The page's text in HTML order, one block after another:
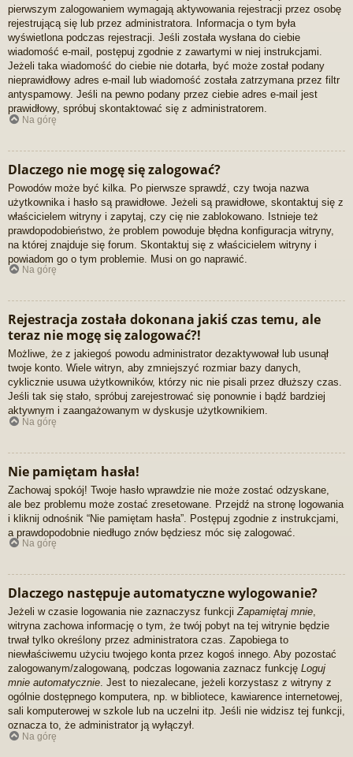
pierwszym zalogowaniem wymagają aktywowania rejestracji przez osobę
rejestrującą się lub przez administratora. Informacja o tym była
wyświetlona podczas rejestracji. Jeśli została wysłana do ciebie
wiadomość e-mail, postępuj zgodnie z zawartymi w niej instrukcjami.
Jeżeli taka wiadomość do ciebie nie dotarła, być może został podany
nieprawidłowy adres e-mail lub wiadomość została zatrzymana przez filtr
antyspamowy. Jeśli na pewno podany przez ciebie adres e-mail jest
prawidłowy, spróbuj skontaktować się z administratorem.
Na górę
Dlaczego nie mogę się zalogować?
Powodów może być kilka. Po pierwsze sprawdź, czy twoja nazwa
użytkownika i hasło są prawidłowe. Jeżeli są prawidłowe, skontaktuj się z
właścicielem witryny i zapytaj, czy cię nie zablokowano. Istnieje też
prawdopodobieństwo, że problem powoduje błędna konfiguracja witryny,
na której znajduje się forum. Skontaktuj się z właścicielem witryny i
powiadom go o tym problemie. Musi on go naprawić.
Na górę
Rejestracja została dokonana jakiś czas temu, ale
teraz nie mogę się zalogować?!
Możliwe, że z jakiegoś powodu administrator dezaktywował lub usunął
twoje konto. Wiele witryn, aby zmniejszyć rozmiar bazy danych,
cyklicznie usuwa użytkowników, którzy nic nie pisali przez dłuższy czas.
Jeśli tak się stało, spróbuj zarejestrować się ponownie i bądź bardziej
aktywnym i zaangażowanym w dyskusje użytkownikiem.
Na górę
Nie pamiętam hasła!
Zachowaj spokój! Twoje hasło wprawdzie nie może zostać odzyskane,
ale bez problemu może zostać zresetowane. Przejdź na stronę logowania
i kliknij odnośnik “Nie pamiętam hasła”. Postępuj zgodnie z instrukcjami,
a prawdopodobnie niedługo znów będziesz móc się zalogować.
Na górę
Dlaczego następuje automatyczne wylogowanie?
Jeżeli w czasie logowania nie zaznaczysz funkcjiZapamiętaj mnie,
witryna zachowa informację o tym, że twój pobyt na tej witrynie będzie
trwał tylko określony przez administratora czas. Zapobiega to
niewłaściwemu użyciu twojego konta przez kogoś innego. Aby pozostać
zalogowanym/zalogowaną, podczas logowania zaznacz funkcję Loguj
mnie automatycznie. Jest to niezalecane, jeżeli korzystasz z witryny z
ogólnie dostępnego komputera, np. w bibliotece, kawiarence internetowej,
sali komputerowej w szkole lub na uczelni itp. Jeśli nie widzisz tej funkcji,
oznacza to, że administrator ją wyłączył.
Na górę